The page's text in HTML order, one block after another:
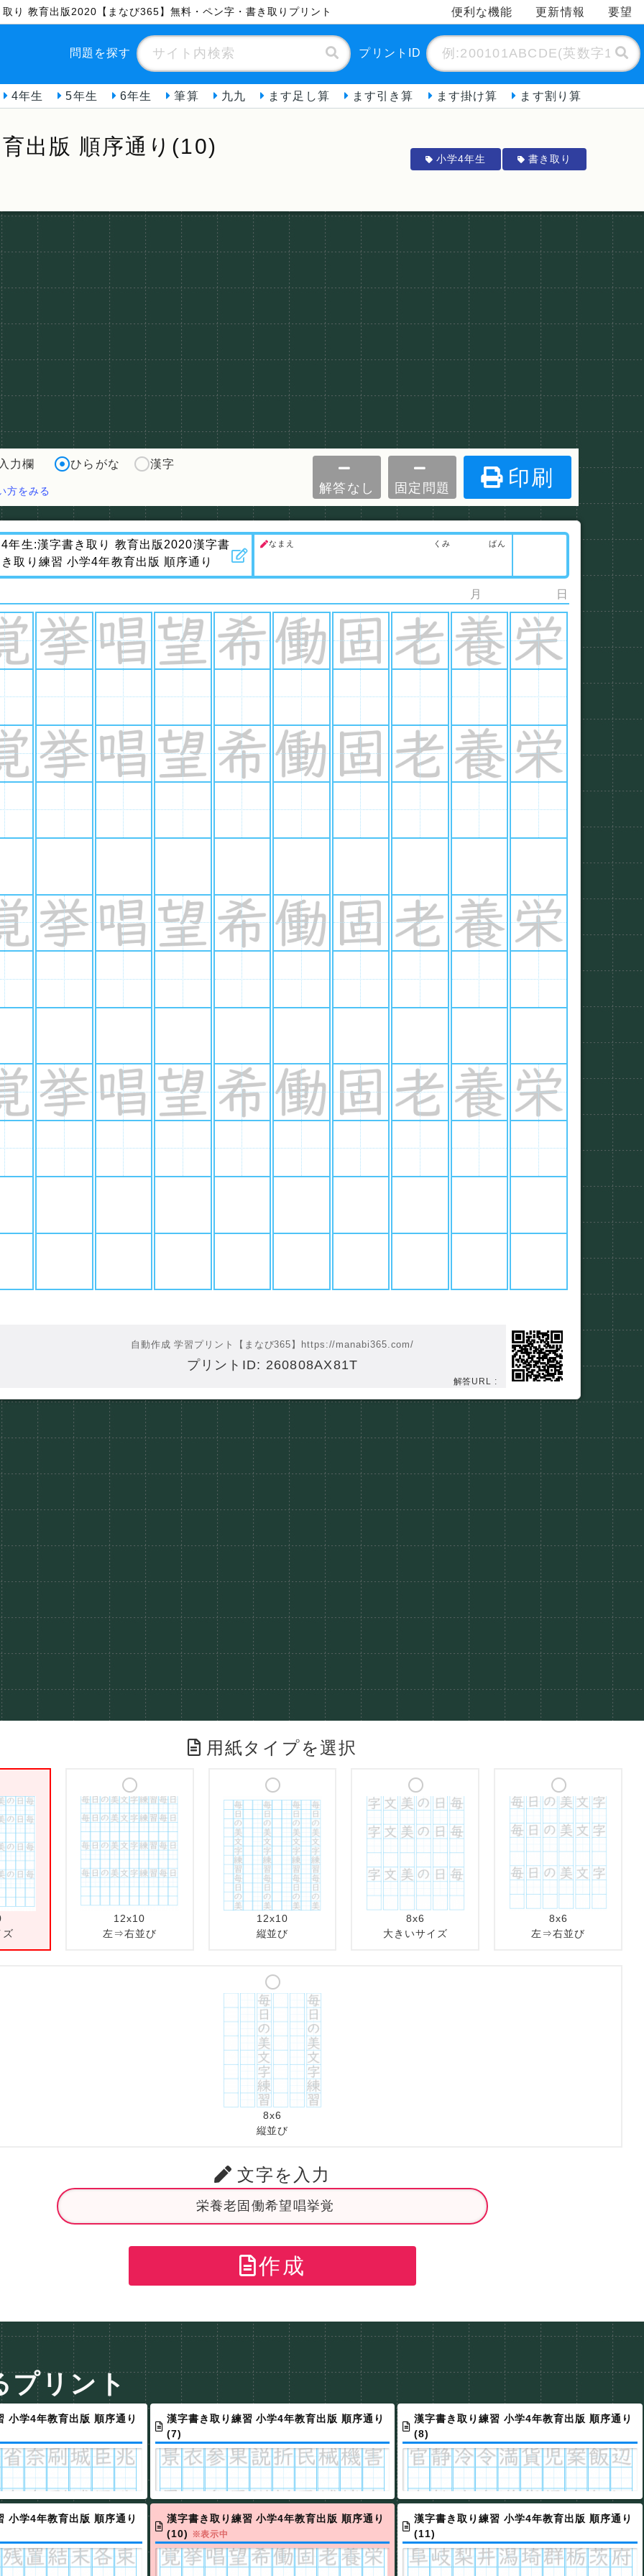
り 教育出版2020【まなび365】無料・ペン字・書き取りプリント 便利な機能 更新情報 要望
問題を探す プリントID
4年生 5年生 6年生 筆算 九九 ます足し算 ます引き算 ます掛け算 ます割り算
出版 順序通り(10)
小学4年生 書き取り
力欄 ひらがな 漢字
方をみる 解答なし 固定問題 印刷
なまえ くみ ばん
月 日
自動作成 学習プリント【まなび365】 https://manabi365.com/
プリントID: 260808AX81T
解答URL :
用紙タイプを選択
ズ
12x10
左⇒右並び
12x10
縦並び
8x6
大きいサイズ
8x6
左⇒右並び
8x6
縦並び
文字を入力
作成
プリント
小学4年教育出版 順序通り
漢字書き取り練習 小学4年教育出版 順序通り
(7)
漢字書き取り練習 小学4年教育出版 順序通り
(8)
小学4年教育出版 順序通り
漢字書き取り練習 小学4年教育出版 順序通り
(10) ※表示中
漢字書き取り練習 小学4年教育出版 順序通り
(11)